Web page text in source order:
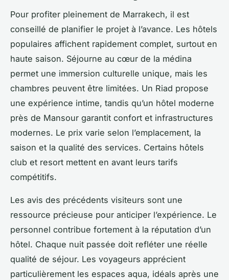
Pour profiter pleinement de Marrakech, il est
conseillé de planifier le projet à l’avance. Les hôtels
populaires affichent rapidement complet, surtout en
haute saison. Séjourne au cœur de la médina
permet une immersion culturelle unique, mais les
chambres peuvent être limitées. Un Riad propose
une expérience intime, tandis qu’un hôtel moderne
près de Mansour garantit confort et infrastructures
modernes. Le prix varie selon l’emplacement, la
saison et la qualité des services. Certains hôtels
club et resort mettent en avant leurs tarifs
compétitifs.
Les avis des précédents visiteurs sont une
ressource précieuse pour anticiper l’expérience. Le
personnel contribue fortement à la réputation d’un
hôtel. Chaque nuit passée doit refléter une réelle
qualité de séjour. Les voyageurs apprécient
particulièrement les espaces aqua, idéals après une